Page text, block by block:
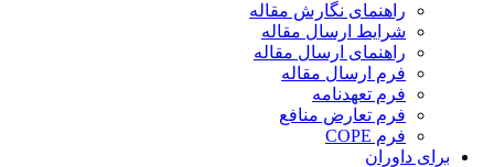
راهنمای نگارش مقاله
شرایط ارسال مقاله
راهنمای ارسال مقاله
فرم ارسال مقاله
فرم تعهدنامه
فرم تعارض منافع
فرم COPE
برای داوران